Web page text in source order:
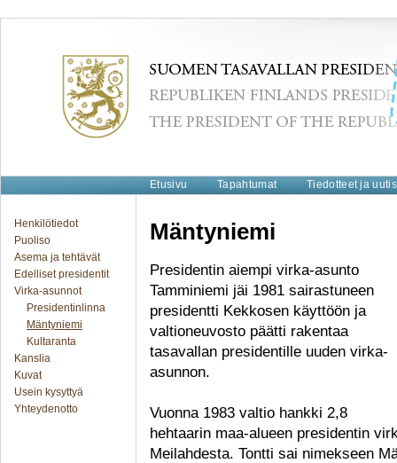
Etusivu Tapahtumat Tiedotteet ja
Henkilötiedot
Puoliso
Asema ja tehtävät
Edelliset presidentit
Virka-asunnot
Presidentinlinna
Mäntyniemi
Kultaranta
Kanslia
Kuvat
Usein kysyttyä
Yhteydenotto
Mäntyniemi
Presidentin aiempi virka-asunto
Tamminiemi jäi 1981 sairastuneen
presidentti Kekkosen käyttöön ja
valtioneuvosto päätti rakentaa
tasavallan presidentille uuden virka-
asunnon.
Vuonna 1983 valtio hankki 2,8
hehtaarin maa-alueen presidentin
Meilahdesta. Tontti sai nimekseen